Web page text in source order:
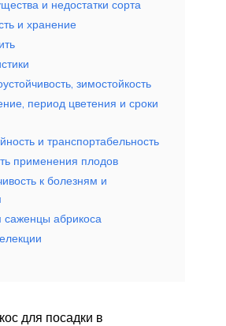
и недостатки сорта
и хранение
зимостойкость
период цветения и сроки
и транспортабельность
применения плодов
к болезням и
абрикоса
для посадки в